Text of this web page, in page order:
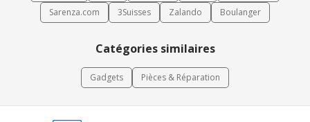
Sarenza.com
3Suisses Zalando Boulanger
Catégories similaires
Gadgets Pièces & Réparation